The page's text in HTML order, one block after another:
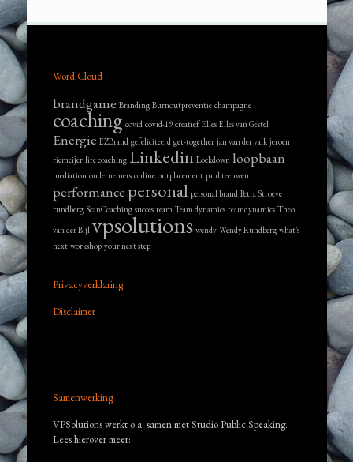
Word Cloud
brandgame Branding Burnoutpreventie champagne
coaching covid covid-19 creatief Elles Elles van Gestel
Energie EZBrand gefeliciteerd get-together jan van der valk jeroen
riemeijer life coaching Linkedin Lockdown loopbaan
mediation ondernemers online outplacement paul teeuwen
performance personal personal brand Petra Stroeve
rundberg ScanCoaching succes team Team dynamics teamdynamics Theo
van der Bijl vpsolutions wendy Wendy Rundberg what's
next workshop your next step
Privacyverklaring
Disclaimer
Samenwerking
VPSolutions werkt o.a. samen met Studio Public Speaking.
Lees hierover meer: